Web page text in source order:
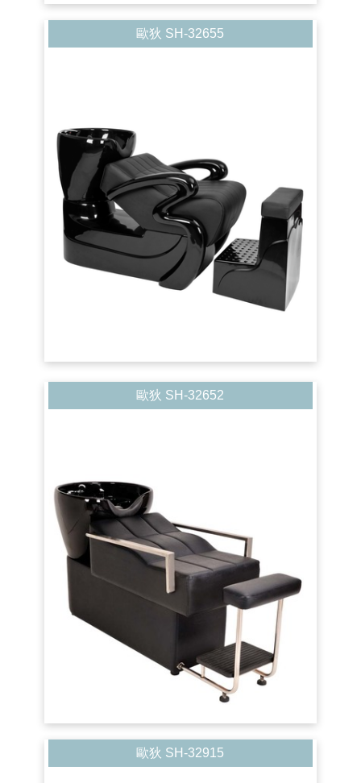
歐狄 SH-32655
歐狄 SH-32652
歐狄 SH-32915